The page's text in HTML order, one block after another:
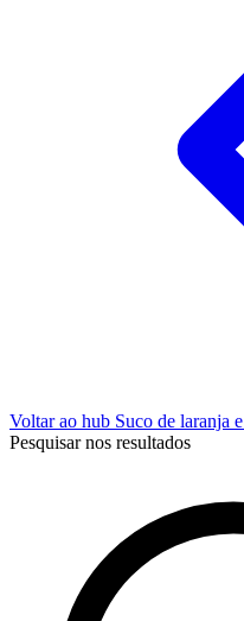
Voltar ao hub Suco de laranja
Pesquisar nos resultados